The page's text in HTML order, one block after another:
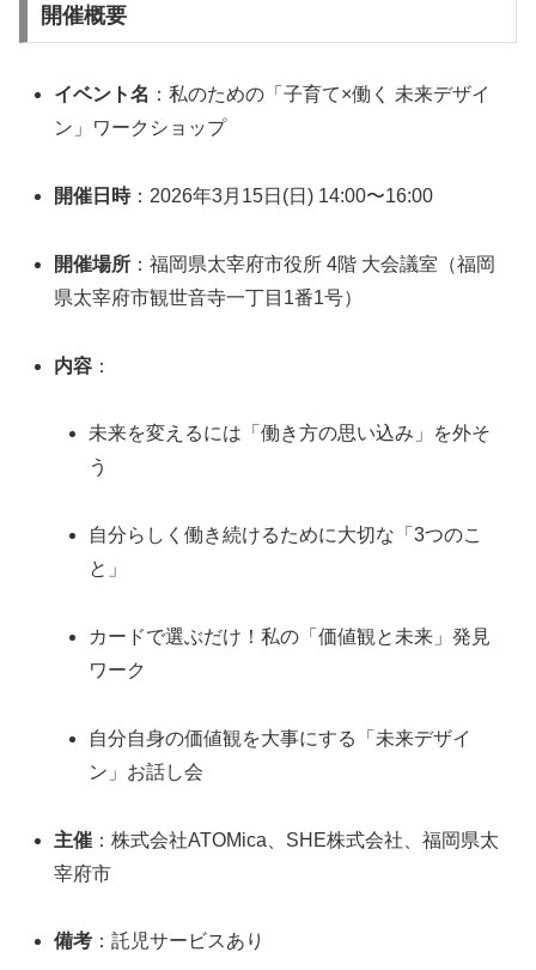
開催概要
イベント名 ：私のための「子育て×働く 未来デザイ
ン」ワークショップ
開催日時：2026年3月15日(日) 14:00〜16:00
開催場所 ：福岡県太宰府市役所 4階 大会議室（福岡
県太宰府市観世音寺一丁目1番1号）
内容 ：
未来を変えるには「働き方の思い込み」を外そ
う
自分らしく働き続けるために大切な「3つのこ
と」
カードで選ぶだけ！私の「価値観と未来」発見
ワーク
自分自身の価値観を大事にする「未来デザイ
ン」お話し会
主催 ：株式会社ATOMica、SHE株式会社、福岡県太
宰府市
備考 ：託児サービスあり